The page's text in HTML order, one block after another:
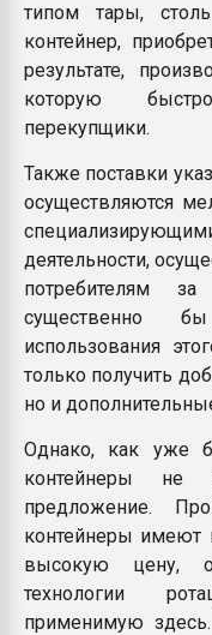
типом тары,
контейнер,
результате,
которую
перекупщики.
Также поставки
осуществляются
деятельности,
потребителям
существенно
использования
только получить
но и
Однако, как уже
контейнеры не
предложение.
контейнеры имеют
высокую цену,
технологии
применимую